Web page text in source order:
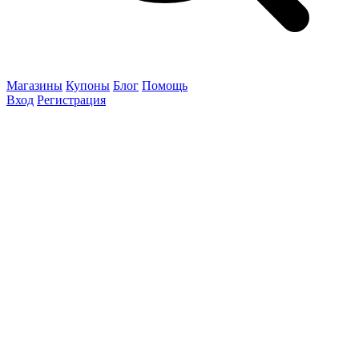
Магазины Купоны Блог Помощь
Вход Регистрация